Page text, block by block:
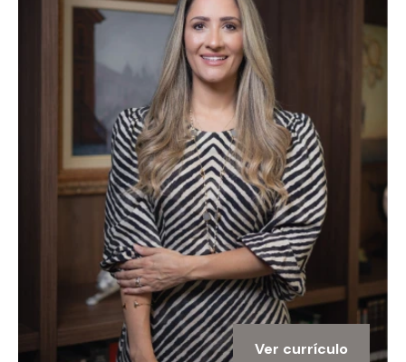
Ver currículo